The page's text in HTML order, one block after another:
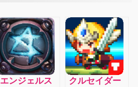
エンジェルス
クルセイダー